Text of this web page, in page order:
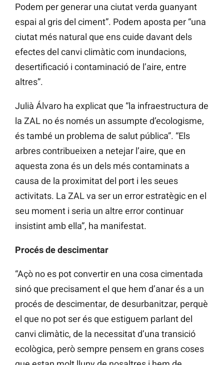
Podem per generar una ciutat verda guanyant
espai al gris del ciment”. Podem aposta per “una
ciutat més natural que ens cuide davant dels
efectes del canvi climàtic com inundacions,
desertificació i contaminació de l’aire, entre
altres”.
Julià Álvaro ha explicat que “la infraestructura de
la ZAL no és només un assumpte d’ecologisme,
és també un problema de salut pública”. “Els
arbres contribueixen a netejar l’aire, que en
aquesta zona és un dels més contaminats a
causa de la proximitat del port i les seues
activitats. La ZAL va ser un error estratègic en el
seu moment i seria un altre error continuar
insistint amb ella”, ha manifestat.
Procés de descimentar
“Açò no es pot convertir en una cosa cimentada
sinó que precisament el que hem d’anar és a un
procés de descimentar, de desurbanitzar, perquè
el que no pot ser és que estiguem parlant del
canvi climàtic, de la necessitat d’una transició
ecològica, però sempre pensem en grans coses